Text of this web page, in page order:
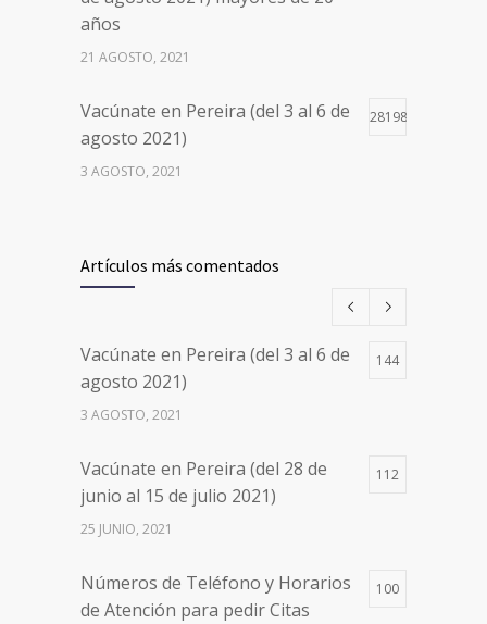
años
21 AGOSTO, 2021
Vacúnate en Pereira (del 3 al 6 de
agosto 2021)
28198
3 AGOSTO, 2021
de agosto 2021) mayores de 20
años
Números de Teléfono y Horarios
de Atención para pedir Citas
Médicas en los 5 departamentos
Clínica Cancerológica de Boyacá,
Oncólogos del Occidente y Unión
de Cirujanos
Artículos más comentados
Vacúnate en Pereira (del 3 al 6 de
agosto 2021)
144
3 AGOSTO, 2021
Vacúnate en Pereira (del 28 de
junio al 15 de julio 2021)
112
25 JUNIO, 2021
Números de Teléfono y Horarios
de Atención para pedir Citas
100